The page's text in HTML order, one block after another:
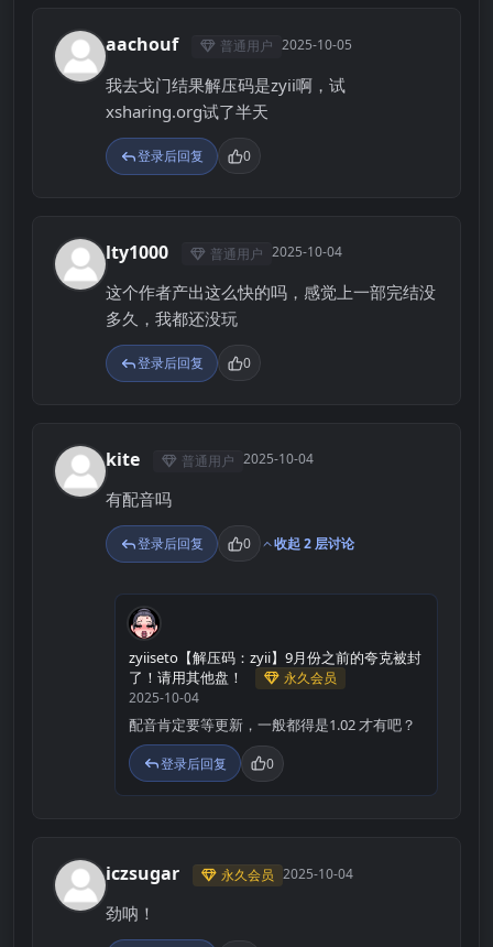
A aachouf 普通用户 2025-10-05
我去戈门结果解压码是zyii啊，试
xsharing.org试了半天
登录后回复 0
L lty1000 普通用户 2025-10-04
这个作者产出这么快的吗，感觉上一部完结没
多久，我都还没玩
登录后回复 0
K kite 普通用户 2025-10-04
有配音吗
登录后回复 0 收起 2 层讨论
Z
zyiiseto【解压码：zyii】9月份之前的夸克被封
了！请用其他盘！
永久会员
2025-10-04
配音肯定要等更新，一般都得是1.02 才有吧？
登录后回复 0
I iczsugar 永久会员 2025-10-04
劲呐！